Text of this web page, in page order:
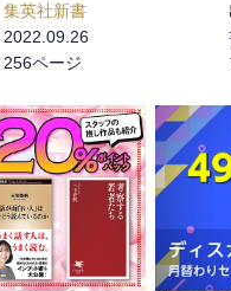
集英社新書
2022.09.26
256ページ